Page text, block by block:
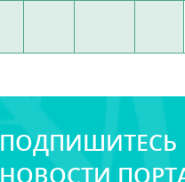
ПОДПИШИТЕСЬ
НОВОСТИ